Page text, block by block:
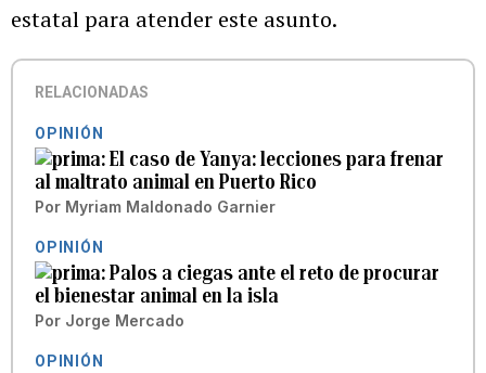
estatal para atender este asunto.
RELACIONADAS
OPINIÓN
El caso de Yanya: lecciones para frenar
al maltrato animal en Puerto Rico
Por Myriam Maldonado Garnier
OPINIÓN
Palos a ciegas ante el reto de procurar
el bienestar animal en la isla
Por Jorge Mercado
OPINIÓN